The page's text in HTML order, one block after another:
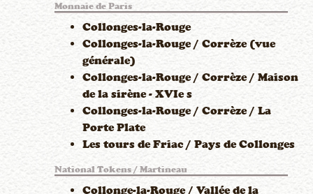
Monnaie de Paris
Collonges-la-Rouge
Collonges-la-Rouge / Corrèze (vue
générale)
Collonges-la-Rouge / Corrèze / Maison
de la sirène - XVIe s
Collonges-la-Rouge / Corrèze / La
Porte Plate
Les tours de Friac / Pays de Collonges
National Tokens / Martineau
Collonge-la-Rouge / Vallée de la